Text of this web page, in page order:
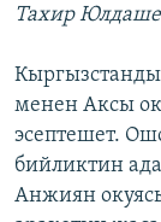
Тахир
менен Аксы
эсептешет.
бийликтин
Анжиян